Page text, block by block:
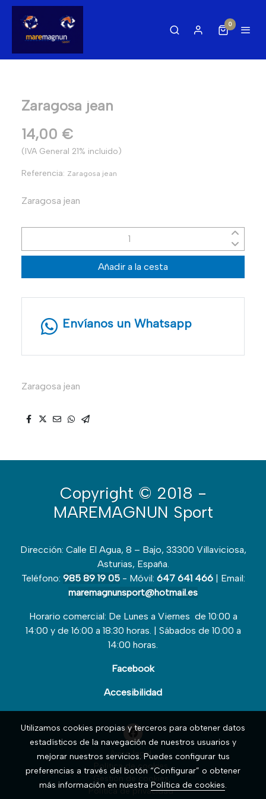
0
Zaragosa jean
14,00 €
(IVA General 21% incluido)
Referencia: Zaragosa jean
Zaragosa jean
Añadir a la cesta
Envíanos un Whatsapp
Zaragosa jean
Copyright © 2018 -
MAREMAGNUN Sport
Dirección: Calle El Agua, 8 – Bajo, 33300 Villaviciosa,
Asturias, España.
Teléfono: 985 89 19 05- Móvil: 647 641 466| Email:
maremagnunsport@hotmail.es
Horario comercial: De Lunes a Viernes de 10:00 a
14:00 y de 16:00 a 18:30 horas. | Sábados de 10:00 a
14:00 horas.
Facebook
Accesibilidad
Aviso legal
Política de cookies
Política de privacidad
Utilizamos cookies propias y terceros para obtener datos
estadísticos de la navegación de nuestros usuarios y
mejorar nuestros servicios. Puedes configurar tus
preferencias a través del botón “Configurar” o obtener
más información en nuestra Política de cookies.